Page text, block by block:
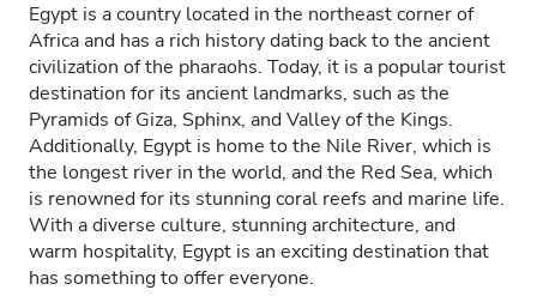
Диализ HDF
Принимает
Пациенты с ВИЧ
Пациенты с гепатитом B
Пациенты с гепатитом C
Цена
Egypt is a country located in the northeast corner of
Africa and has a rich history dating back to the ancient
civilization of the pharaohs. Today, it is a popular tourist
destination for its ancient landmarks, such as the
Pyramids of Giza, Sphinx, and Valley of the Kings.
Additionally, Egypt is home to the Nile River, which is
the longest river in the world, and the Red Sea, which
is renowned for its stunning coral reefs and marine life.
With a diverse culture, stunning architecture, and
warm hospitality, Egypt is an exciting destination that
has something to offer everyone.